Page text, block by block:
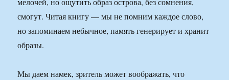
смогут. Читая книгу — мы не помним каждое слово,
но запоминаем небычное, память генерирует и хранит
образы.
Мы даем намек, зритель может воображать, что